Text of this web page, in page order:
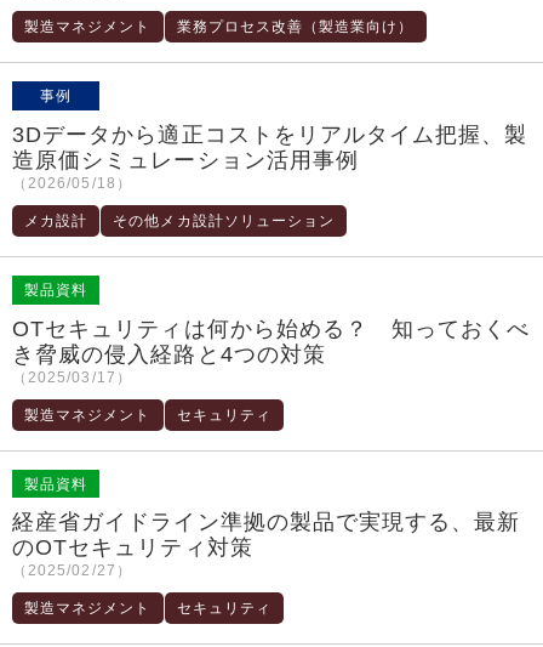
製造マネジメント 業務プロセス改善（製造業向け）
事例
3Dデータから適正コストをリアルタイム把握、製
造原価シミュレーション活用事例
（2026/05/18）
メカ設計 その他メカ設計ソリューション
製品資料
OTセキュリティは何から始める？ 知っておくべ
き脅威の侵入経路と4つの対策
（2025/03/17）
製造マネジメント セキュリティ
製品資料
経産省ガイドライン準拠の製品で実現する、最新
のOTセキュリティ対策
（2025/02/27）
製造マネジメント セキュリティ